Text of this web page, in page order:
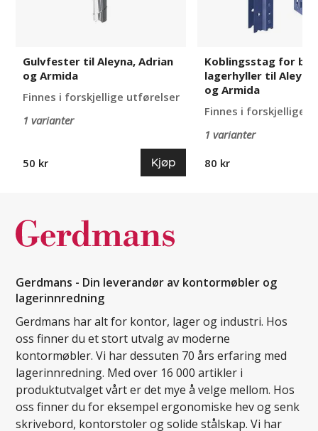
Gulvfester til Aleyna, Adrian
og Armida
Finnes i forskjellige utførelser
1 varianter
50 kr Kjøp
Koblingsstag for
lagerhyller til
og Armida
Finnes i forskjellige
1 varianter
80 kr
Gerdmans - Din leverandør av kontormøbler og
lagerinnredning
Gerdmans har alt for kontor, lager og industri. Hos
oss finner du et stort utvalg av moderne
kontormøbler. Vi har dessuten 70 års erfaring med
lagerinnredning. Med over 16 000 artikler i
produktutvalget vårt er det mye å velge mellom. Hos
oss finner du for eksempel ergonomiske hev og senk
skrivebord, kontorstoler og solide stålskap. Vi har